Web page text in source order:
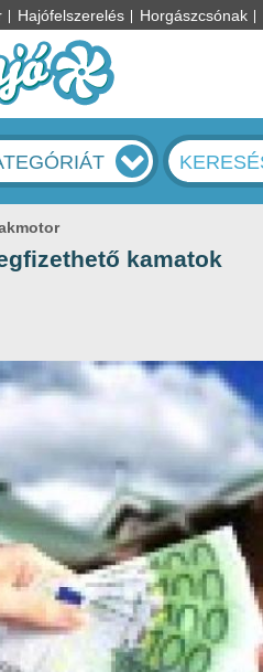
Hajófelszerelés Horgászcsónak
kamatok